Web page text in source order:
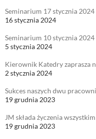
Seminarium 17 stycznia 2024
16 stycznia 2024
Seminarium 10 stycznia 2024
5 stycznia 2024
Kierownik Katedry zaprasza
2 stycznia 2024
Sukces naszych dwu
19 grudnia 2023
JM składa życzenia
19 grudnia 2023